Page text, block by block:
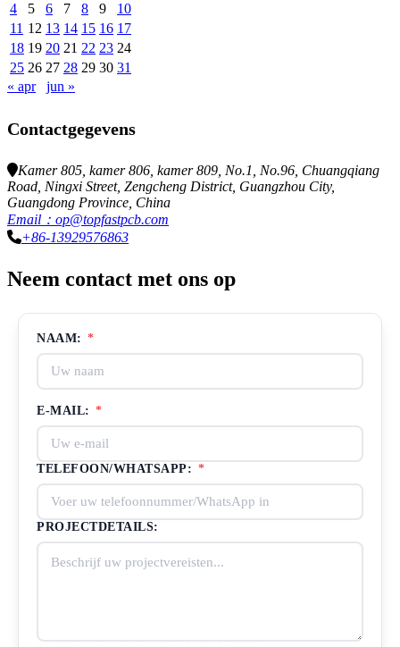
4
5 6 7 8 9
10
11 12 13 14 15 16 17
18 19 20 21 22 23 24
25 26 27 28 29 30 31
« apr
jun »
Contactgegevens
Kamer 805, kamer 806, kamer 809, No.1, No.96, Chuangqiang
Road, Ningxi Street, Zengcheng District, Guangzhou City,
Guangdong Province, China
Email：op@topfastpcb.com
+86-13929576863
Neem contact met ons op
NAAM: *
E-MAIL: *
TELEFOON/WHATSAPP: *
PROJECTDETAILS: